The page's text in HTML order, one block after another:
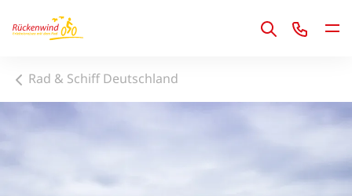
1
Rad & Schiff Deutschland